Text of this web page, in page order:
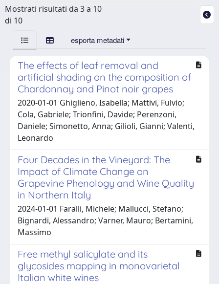
Mostrati risultati da 3 a 10
di 10
esporta metadati
The effects of leaf removal and
artificial shading on the composition of
Chardonnay and Pinot noir grapes
2020-01-01 Ghiglieno, Isabella; Mattivi, Fulvio;
Cola, Gabriele; Trionfini, Davide; Perenzoni,
Daniele; Simonetto, Anna; Gilioli, Gianni; Valenti,
Leonardo
Four Decades in the Vineyard: The
Impact of Climate Change on
Grapevine Phenology and Wine Quality
in Northern Italy
2024-01-01 Faralli, Michele; Mallucci, Stefano;
Bignardi, Alessandro; Varner, Mauro; Bertamini,
Massimo
Free methyl salicylate and its
glycosides mapping in monovarietal
Italian white wines